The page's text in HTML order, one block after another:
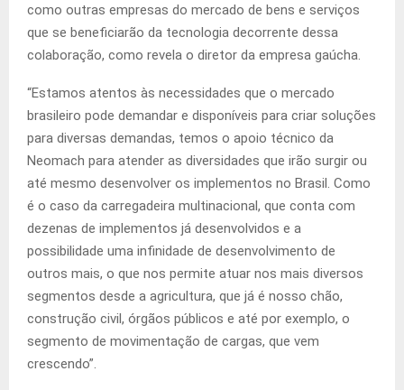
como outras empresas do mercado de bens e serviços
que se beneficiarão da tecnologia decorrente dessa
colaboração, como revela o diretor da empresa gaúcha.
“Estamos atentos às necessidades que o mercado
brasileiro pode demandar e disponíveis para criar soluções
para diversas demandas, temos o apoio técnico da
Neomach para atender as diversidades que irão surgir ou
até mesmo desenvolver os implementos no Brasil. Como
é o caso da carregadeira multinacional, que conta com
dezenas de implementos já desenvolvidos e a
possibilidade uma infinidade de desenvolvimento de
outros mais, o que nos permite atuar nos mais diversos
segmentos desde a agricultura, que já é nosso chão,
construção civil, órgãos públicos e até por exemplo, o
segmento de movimentação de cargas, que vem
crescendo”.